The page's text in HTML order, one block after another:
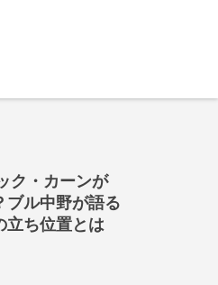
ク・カーンが
ブル中野が語る
立ち位置とは